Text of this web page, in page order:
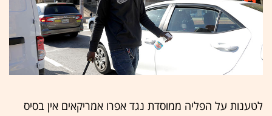
לטענות על הפליה ממוסדת נגד אפרו אמריקאים אין בסיס